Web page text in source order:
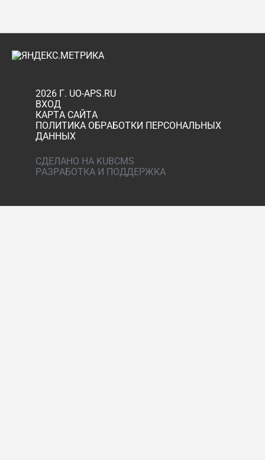
2026 Г. UO-APS.RU
ВХОД
КАРТА САЙТА
ПОЛИТИКА ОБРАБОТКИ ПЕРСОНАЛЬНЫХ
ДАННЫХ
СДЕЛАНО НА KUBCMS
РАЗРАБОТКА И ПОДДЕРЖКА